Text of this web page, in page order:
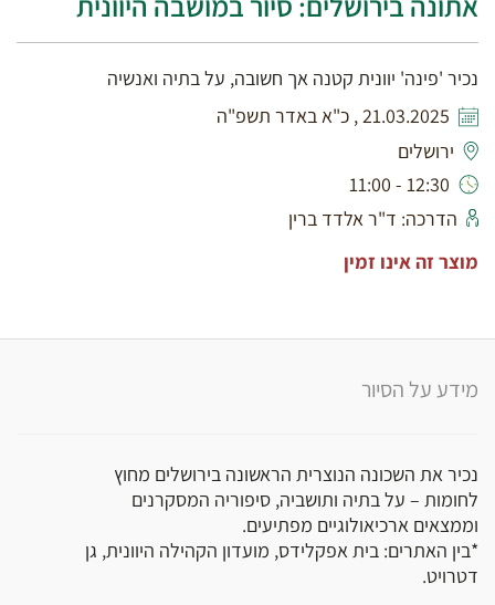
נכיר 'פינה' יוונית קטנה אך חשובה, על בתיה ואנשיה
21.03.2025 , כ"א באדר תשפ"ה
ירושלים
12:30 - 11:00
הדרכה: ד"ר אלדד ברין
מוצר זה אינו זמין
מידע על הסיור
נכיר את השכונה הנוצרית הראשונה בירושלים מחוץ
לחומות – על בתיה ותושביה, סיפוריה המסקרנים
וממצאים ארכיאולוגיים מפתיעים.
*בין האתרים: בית אפקלידס, מועדון הקהילה היוונית, גן
דטרויט.